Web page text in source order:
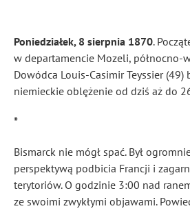
Poniedziałek, 8 sierpnia 1870.
w departamencie Mozeli, północno-
Dowódca Louis-Casimir Teyssier (49)
niemieckie oblężenie od dziś aż do
*
Bismarck nie mógł spać. Był
perspektywą podbicia Francji i
terytoriów. O godzinie 3:00 nad
ze swoimi zwykłymi objawami.